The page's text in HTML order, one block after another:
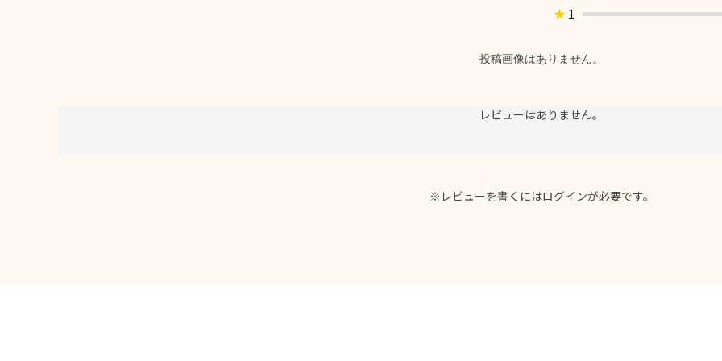
★ 1
投稿画像はありません。
レビューはありません。
※レビューを書くにはログインが必要です。